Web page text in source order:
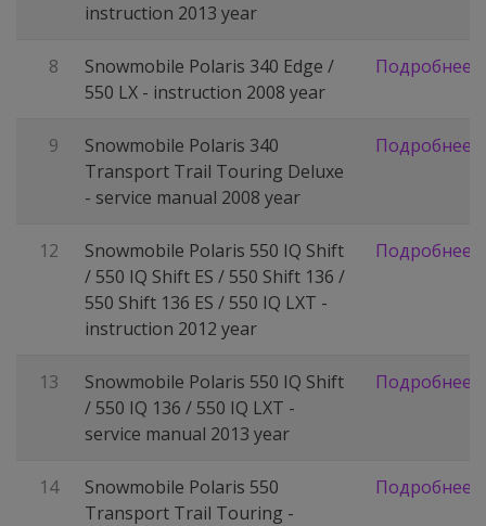
instruction 2013 year
8
Snowmobile Polaris 340 Edge /
550 LX - instruction 2008 year
Подробнее
9
Snowmobile Polaris 340
Transport Trail Touring Deluxe
- service manual 2008 year
Подробнее
12
Snowmobile Polaris 550 IQ Shift
/ 550 IQ Shift ES / 550 Shift 136 /
550 Shift 136 ES / 550 IQ LXT -
instruction 2012 year
Подробнее
13
Snowmobile Polaris 550 IQ Shift
/ 550 IQ 136 / 550 IQ LXT -
service manual 2013 year
Подробнее
14
Snowmobile Polaris 550
Transport Trail Touring -
Подробнее